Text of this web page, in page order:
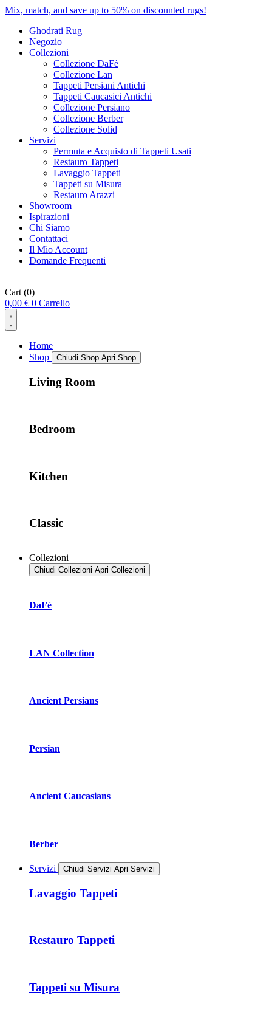
Mix, match, and save up to 50% on discounted rugs!
Ghodrati Rug
Negozio
Collezioni
Collezione DaFè
Collezione Lan
Tappeti Persiani Antichi
Tappeti Caucasici Antichi
Collezione Persiano
Collezione Berber
Collezione Solid
Servizi
Permuta e Acquisto di Tappeti Usati
Restauro Tappeti
Lavaggio Tappeti
Tappeti su Misura
Restauro Arazzi
Showroom
Ispirazioni
Chi Siamo
Contattaci
Il Mio Account
Domande Frequenti
Cart (0)
0,00 € 0 Carrello
Home
Shop
Chiudi Shop Apri Shop
Living Room
Bedroom
Kitchen
Classic
Collezioni
Chiudi Collezioni Apri Collezioni
DaFè
LAN Collection
Ancient Persians
Persian
Ancient Caucasians
Berber
Servizi Chiudi Servizi Apri Servizi
Lavaggio Tappeti
Restauro Tappeti
Tappeti su Misura